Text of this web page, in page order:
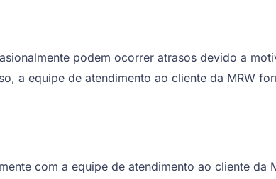
podem ocorrer atrasos devido a
a equipe de atendimento ao cliente da MRW
com a equipe de atendimento ao cliente da